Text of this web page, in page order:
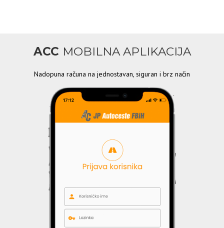
ACC MOBILNA APLIKACIJA
Nadopuna računa na jednostavan, siguran i brz način